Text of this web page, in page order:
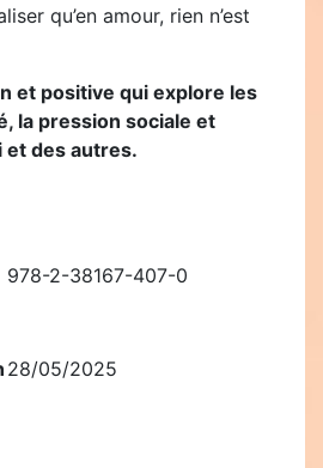
qu’en amour, rien n’est
et positive qui explore les
la pression sociale et
et des autres.
978-2-38167-407-0
28/05/2025